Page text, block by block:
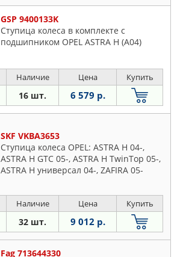
GSP 9400133K
Ступица колеса в комплекте с
подшипником OPEL ASTRA H (A04)
Наличие Цена Купить
16 шт. 6 579 р.
SKF VKBA3653
Ступица колеса OPEL: ASTRA H 04-,
ASTRA H GTC 05-, ASTRA H TwinTop 05-,
ASTRA H универсал 04-, ZAFIRA 05-
Наличие Цена Купить
32 шт. 9 012 р.
Fag 713644330